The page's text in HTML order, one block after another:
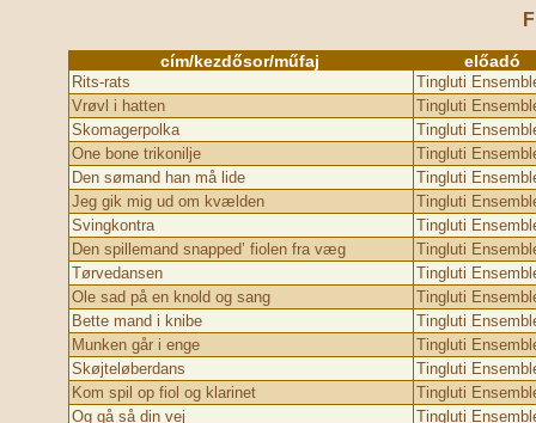
cím/kezdősor/műfaj előadó
Rits-rats
Tingluti
Vrøvl i hatten
Tingluti
Skomagerpolka
Tingluti
One bone trikonilje
Tingluti
Den sømand han må lide
Tingluti
Jeg gik mig ud om kvælden
Tingluti
Svingkontra
Tingluti
Den spillemand snapped’ fiolen fra væg
Tingluti
Tørvedansen
Tingluti
Ole sad på en knold og sang
Tingluti
Bette mand i knibe
Tingluti
Munken går i enge
Tingluti
Skøjteløberdans
Tingluti
Kom spil op fiol og klarinet
Tingluti
Og gå så din vej
Tingluti